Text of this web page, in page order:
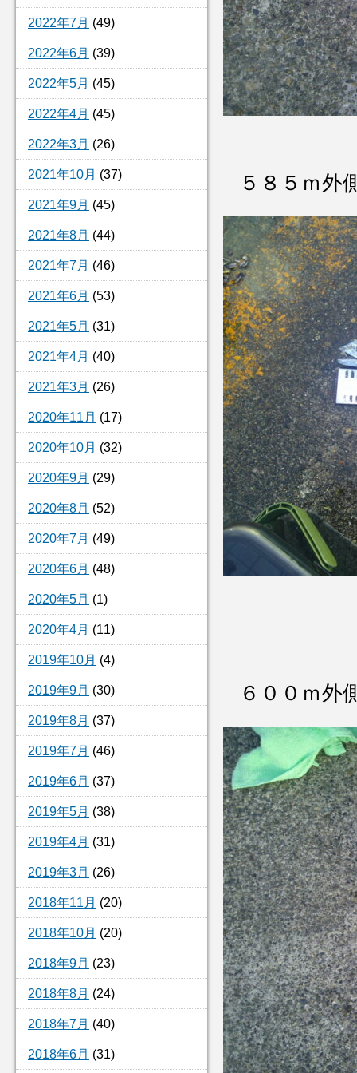
2022年7月 (49)
2022年6月 (39)
2022年5月 (45)
2022年4月 (45)
2022年3月 (26)
2021年10月 (37)
2021年9月 (45)
2021年8月 (44)
2021年7月 (46)
2021年6月 (53)
2021年5月 (31)
2021年4月 (40)
2021年3月 (26)
2020年11月 (17)
2020年10月 (32)
2020年9月 (29)
2020年8月 (52)
2020年7月 (49)
2020年6月 (48)
2020年5月 (1)
2020年4月 (11)
2019年10月 (4)
2019年9月 (30)
2019年8月 (37)
2019年7月 (46)
2019年6月 (37)
2019年5月 (38)
2019年4月 (31)
2019年3月 (26)
2018年11月 (20)
2018年10月 (20)
2018年9月 (23)
2018年8月 (24)
2018年7月 (40)
2018年6月 (31)
５８５ｍ
６００ｍ